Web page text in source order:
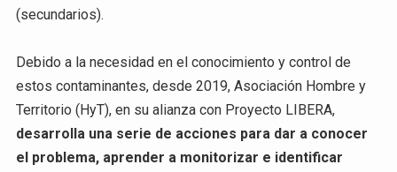
(secundarios).
Debido a la necesidad en el conocimiento y control de
estos contaminantes, desde 2019, Asociación Hombre y
Territorio (HyT), en su alianza con Proyecto LIBERA,
desarrolla una serie de acciones para dar a conocer
el problema, aprender a monitorizar e identificar